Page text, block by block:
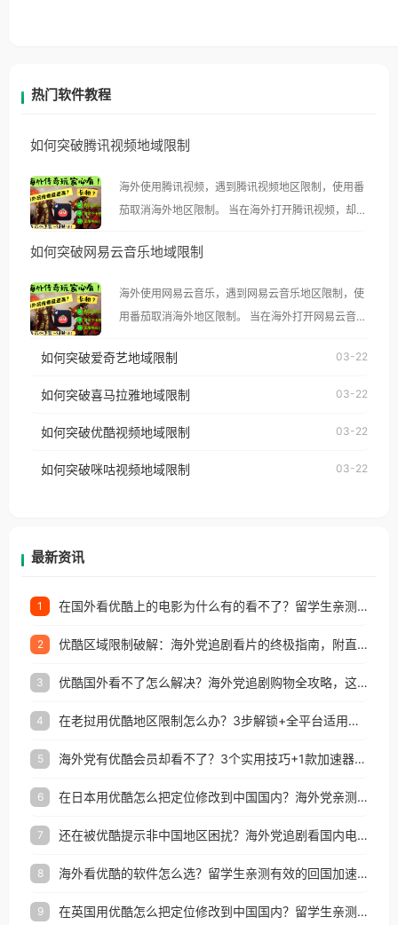
热门软件教程
如何突破腾讯视频地域限制
海外使用腾讯视频，遇到腾讯视频地区限制，使用番
茄取消海外地区限制。 当在海外打开腾讯视频，却突
示语。 海外用户如香港、澳门、台湾、美国、加拿
像其他音乐平台一样，出现地区及版权限制问题，且
仅能在中国大陆地区播放。 遇到这个问题的朋友们，
台湾、美国、加拿大、澳大利亚、欧洲等国家和地区
权限制所困扰。
如何突破网易云音乐地域限制
海外使用网易云音乐，遇到网易云音乐地区限制，使
用番茄取消海外地区限制。 当在海外打开网易云音
播放”的提示语。 海外用户如香港、澳门、台湾、美
制问题，且仅能在中国大陆地区播放。 遇到这个问题
户收听网易云音乐地区版权限制」的问题，无论人在
如何突破爱奇艺地域限制 03-22
如何突破喜马拉雅地域限制 03-22
如何突破优酷视频地域限制 03-22
如何突破咪咕视频地域限制 03-22
最新资讯
1 在国外看优酷上的电影为什么有的看不了？留学生亲测有效的回国加速方案
2 优酷区域限制破解：海外党追剧看片的终极指南，附直播欧冠+1905电影网解决方案
3 优酷国外看不了怎么解决？海外党追剧购物全攻略，这招亲测有效！
4 在老挝用优酷地区限制怎么办？3步解锁+全平台适用的回国加速器指南
5 海外党有优酷会员却看不了？3个实用技巧+1款加速器解决追剧&金融APP难题
6 在日本用优酷怎么把定位修改到中国国内？海外党亲测有效的回国加速指南
7 还在被优酷提示非中国地区困扰？海外党追剧看国内电影的正确打开方式
8 海外看优酷的软件怎么选？留学生亲测有效的回国加速方案
9 在英国用优酷怎么把定位修改到中国国内？留学生亲测有效的回国加速方案